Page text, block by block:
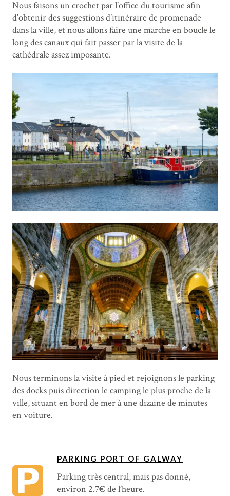
Nous faisons un crochet par l’office du tourisme afin
d’obtenir des suggestions d’itinéraire de promenade
dans la ville, et nous allons faire une marche en boucle le
long des canaux qui fait passer par la visite de la
cathédrale assez imposante.
Nous terminons la visite à pied et rejoignons le parking
des docks puis direction le camping le plus proche de la
ville, situant en bord de mer à une dizaine de minutes
en voiture.
PARKING PORT OF GALWAY
Parking très central, mais pas donné,
environ 2.7€ de l’heure.